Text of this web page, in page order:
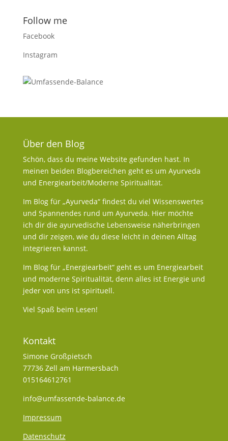
Follow me
Facebook
Instagram
Über den Blog
Schön, dass du meine Website gefunden hast. In
meinen beiden Blogbereichen geht es um Ayurveda
und Energiearbeit/Moderne Spiritualität.
Im Blog für „Ayurveda“ findest du viel Wissenswertes
und Spannendes rund um Ayurveda. Hier möchte
ich dir die ayurvedische Lebensweise näherbringen
und dir zeigen, wie du diese leicht in deinen Alltag
integrieren kannst.
Im Blog für „Energiearbeit“ geht es um Energiearbeit
und moderne Spiritualität, denn alles ist Energie und
jeder von uns ist spirituell.
Viel Spaß beim Lesen!
Kontakt
Simone Großpietsch
77736 Zell am Harmersbach
015164612761
info@umfassende-balance.de
Impressum
Datenschutz